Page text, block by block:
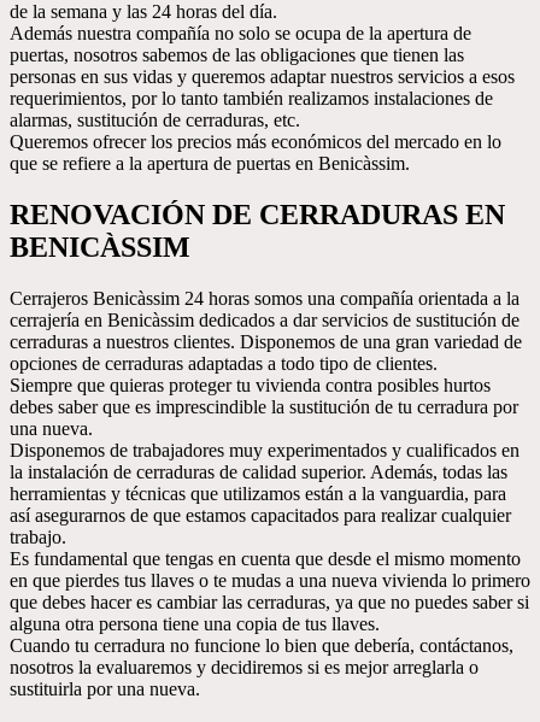
de la semana y las 24 horas del día.
Además nuestra compañía no solo se ocupa de la apertura de
puertas, nosotros sabemos de las obligaciones que tienen las
personas en sus vidas y queremos adaptar nuestros servicios a esos
requerimientos, por lo tanto también realizamos instalaciones de
alarmas, sustitución de cerraduras, etc.
Queremos ofrecer los precios más económicos del mercado en lo
que se refiere a la apertura de puertas en Benicàssim.
RENOVACIÓN DE CERRADURAS EN
BENICÀSSIM
Cerrajeros Benicàssim 24 horas somos una compañía orientada a la
cerrajería en Benicàssim dedicados a dar servicios de sustitución de
cerraduras a nuestros clientes. Disponemos de una gran variedad de
opciones de cerraduras adaptadas a todo tipo de clientes.
Siempre que quieras proteger tu vivienda contra posibles hurtos
debes saber que es imprescindible la sustitución de tu cerradura por
una nueva.
Disponemos de trabajadores muy experimentados y cualificados en
la instalación de cerraduras de calidad superior. Además, todas las
herramientas y técnicas que utilizamos están a la vanguardia, para
así asegurarnos de que estamos capacitados para realizar cualquier
trabajo.
Es fundamental que tengas en cuenta que desde el mismo momento
en que pierdes tus llaves o te mudas a una nueva vivienda lo primero
que debes hacer es cambiar las cerraduras, ya que no puedes saber si
alguna otra persona tiene una copia de tus llaves.
Cuando tu cerradura no funcione lo bien que debería, contáctanos,
nosotros la evaluaremos y decidiremos si es mejor arreglarla o
sustituirla por una nueva.